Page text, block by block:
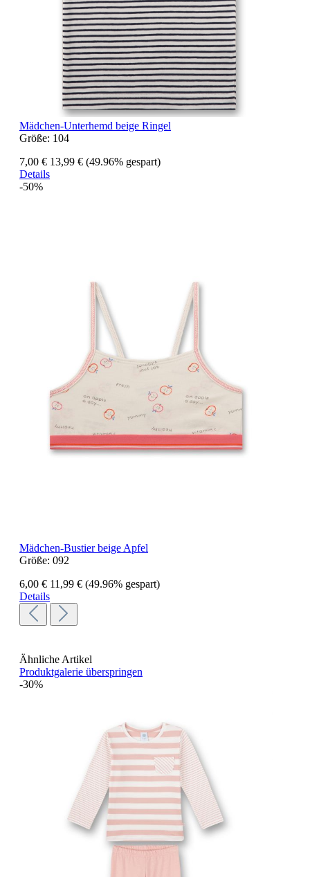
Mädchen-Unterhemd beige Ringel
Größe: 104
7,00 € 13,99 € (49.96% gespart)
Details
-50%
Mädchen-Bustier beige Apfel
Größe: 092
6,00 € 11,99 € (49.96% gespart)
Details
Ähnliche Artikel
Produktgalerie überspringen
-30%